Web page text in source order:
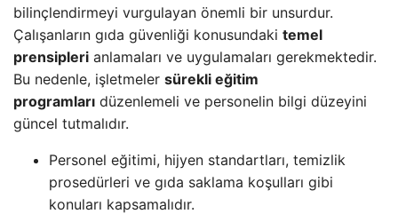
bilinçlendirmeyi vurgulayan önemli bir unsurdur.
Çalışanların gıda güvenliği konusundaki temel
prensipleri anlamaları ve uygulamaları gerekmektedir.
Bu nedenle, işletmeler sürekli eğitim
programları düzenlemeli ve personelin bilgi düzeyini
güncel tutmalıdır.
Personel eğitimi, hijyen standartları, temizlik
prosedürleri ve gıda saklama koşulları gibi
konuları kapsamalıdır.